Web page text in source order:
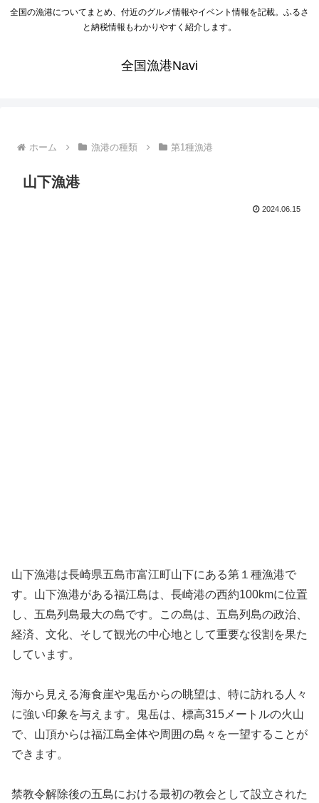
全国の漁港についてまとめ、付近のグルメ情報やイベント情報を記載。ふるさ
と納税情報もわかりやすく紹介します。
全国漁港Navi
ホーム 漁港の種類 第1種漁港
山下漁港
2024.06.15
山下漁港は長崎県五島市富江町山下にある第１種漁港で
す。山下漁港がある福江島は、長崎港の西約100kmに位置
し、五島列島最大の島です。この島は、五島列島の政治、
経済、文化、そして観光の中心地として重要な役割を果た
しています。
海から見える海食崖や鬼岳からの眺望は、特に訪れる人々
に強い印象を与えます。鬼岳は、標高315メートルの火山
で、山頂からは福江島全体や周囲の島々を一望することが
できます。
禁教令解除後の五島における最初の教会として設立された